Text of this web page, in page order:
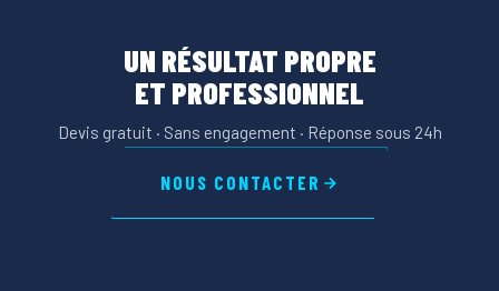
UN RÉSULTAT PROPRE
ET PROFESSIONNEL
Devis gratuit · Sans engagement · Réponse sous 24h
NOUS CONTACTER